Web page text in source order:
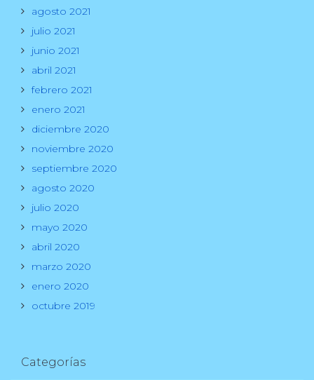
agosto 2021
julio 2021
junio 2021
abril 2021
febrero 2021
enero 2021
diciembre 2020
noviembre 2020
septiembre 2020
agosto 2020
julio 2020
mayo 2020
abril 2020
marzo 2020
enero 2020
octubre 2019
Categorías